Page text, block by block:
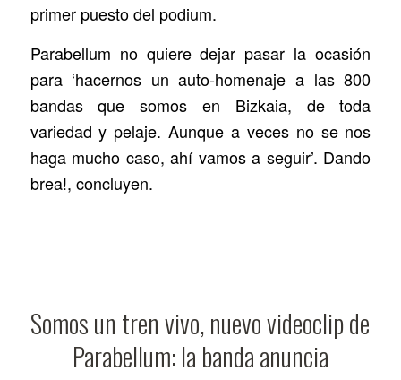
primer puesto del podium.
Parabellum no quiere dejar pasar la ocasión
para ‘hacernos un auto-homenaje a las 800
bandas que somos en Bizkaia, de toda
variedad y pelaje. Aunque a veces no se nos
haga mucho caso, ahí vamos a seguir’. Dando
brea!, concluyen.
Somos un tren vivo, nuevo videoclip de
Parabellum: la banda anuncia